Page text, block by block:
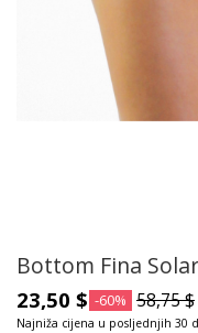
Bottom Fina Solar
23,50 $ -60% 58,75 $
Najniža cijena u posljednjih 30